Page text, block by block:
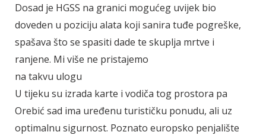
Dosad je HGSS na granici mogućeg uvijek bio
doveden u poziciju alata koji sanira tuđe pogreške,
spašava što se spasiti dade te skuplja mrtve i
ranjene. Mi više ne pristajemo
na takvu ulogu
U tijeku su izrada karte i vodiča tog prostora pa
Orebić sad ima uređenu turističku ponudu, ali uz
optimalnu sigurnost. Poznato europsko penjalište